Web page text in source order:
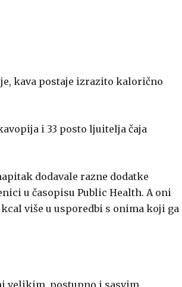
kava postaje izrazito kalorično
i 33 posto ljuitelja čaja
dodavale razne dodatke
u časopisu Public Health. A oni
više u usporedbi s onima koji ga
velikim, postupno i sasvim